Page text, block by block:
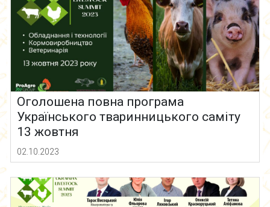
Оголошена повна програма
Українського тваринницького саміту
13 жовтня
02.10.2023